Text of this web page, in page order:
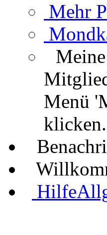
Mehr
Menü
klicken.
Hilfe